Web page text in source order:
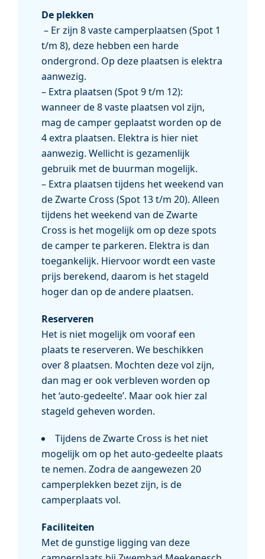
De plekken
– Er zijn 8 vaste camperplaatsen (Spot 1
t/m 8), deze hebben een harde
ondergrond. Op deze plaatsen is elektra
aanwezig.
– Extra plaatsen (Spot 9 t/m 12):
wanneer de 8 vaste plaatsen vol zijn,
mag de camper geplaatst worden op de
4 extra plaatsen. Elektra is hier niet
aanwezig. Wellicht is gezamenlijk
gebruik met de buurman mogelijk.
– Extra plaatsen tijdens het weekend van
de Zwarte Cross (Spot 13 t/m 20). Alleen
tijdens het weekend van de Zwarte
Cross is het mogelijk om op deze spots
de camper te parkeren. Elektra is dan
toegankelijk. Hiervoor wordt een vaste
prijs berekend, daarom is het stageld
hoger dan op de andere plaatsen.
Reserveren
Het is niet mogelijk om vooraf een
plaats te reserveren. We beschikken
over 8 plaatsen. Mochten deze vol zijn,
dan mag er ook verbleven worden op
het ‘auto-gedeelte’. Maar ook hier zal
stageld geheven worden.
Tijdens de Zwarte Cross is het niet
mogelijk om op het auto-gedeelte plaats
te nemen. Zodra de aangewezen 20
camperplekken bezet zijn, is de
camperplaats vol.
Faciliteiten
Met de gunstige ligging van deze